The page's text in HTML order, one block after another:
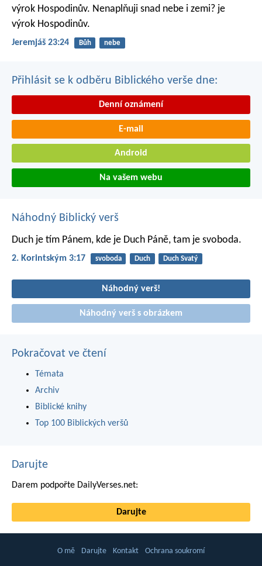
výrok Hospodinův. Nenaplňuji snad nebe i zemi? je
výrok Hospodinův.
Jeremjáš 23:24 Bůh nebe
Přihlásit se k odběru Biblického verše dne:
Denní oznámení
E-mail
Android
Na vašem webu
Náhodný Biblický verš
Duch je tím Pánem, kde je Duch Páně, tam je svoboda.
2. Korintským 3:17 svoboda Duch Duch Svatý
Náhodný verš!
Náhodný verš s obrázkem
Pokračovat ve čtení
Témata
Archiv
Biblické knihy
Top 100 Biblických veršů
Darujte
Darem podpořte DailyVerses.net:
Darujte
O mě Darujte Kontakt Ochrana soukromí